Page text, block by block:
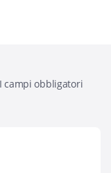
I campi obbligatori